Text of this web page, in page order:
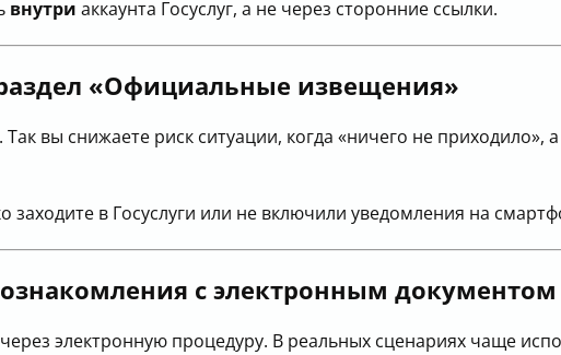
внутри аккаунта Госуслуг, а не через сторонние ссылки.
«Официальные извещения»
. Так вы снижаете риск ситуации, когда «ничего не приходило»,
в Госуслуги или не включили уведомления на
с электронным документом
электронную процедуру. В реальных сценариях чаще